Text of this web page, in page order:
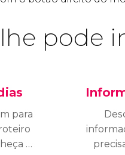
pode
para
o